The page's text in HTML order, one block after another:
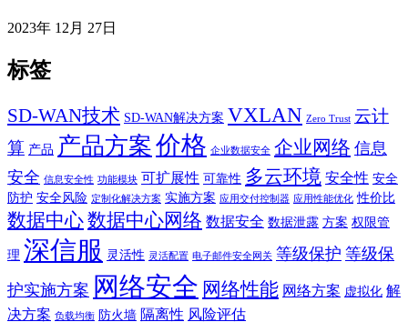
2023年 12月 27日
标签
SD-WAN技术 SD-WAN解决方案 VXLAN Zero Trust 云计
算 产品 产品方案价格 企业数据安全 企业网络 信息
安全 信息安全性 功能模块 可扩展性 可靠性 多云环境 安全性 安全
防护 安全风险 定制化解决方案 实施方案 应用交付控制器 应用性能优化 性价比
数据中心数据中心网络 数据安全 数据泄露 方案 权限管
理 深信服 灵活性 灵活配置 电子邮件安全网关 等级保护 等级保
护实施方案 网络安全 网络性能 网络方案 虚拟化 解
决方案 负载均衡 防火墙 隔离性 风险评估